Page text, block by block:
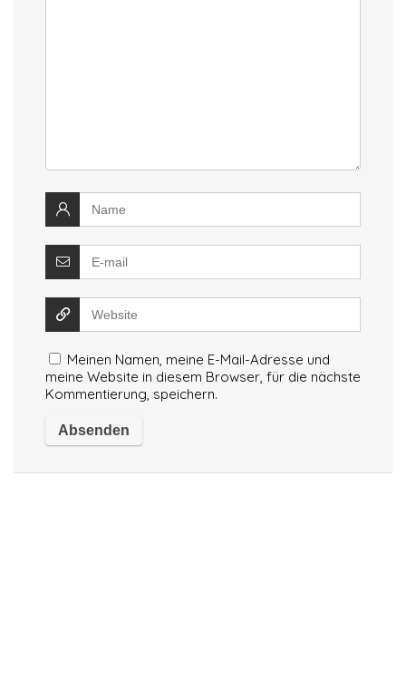
Meinen Namen, meine E-Mail-Adresse und
meine Website in diesem Browser, für die nächste
Kommentierung, speichern.